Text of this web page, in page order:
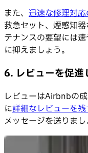
また、 迅速な修理対
救急セット、煙感知
テナンスの要望には
に抑えましょう。
6. レビューを促進
レビューはAirbnbの
に詳細なレビューを残
メッセージを送りまし